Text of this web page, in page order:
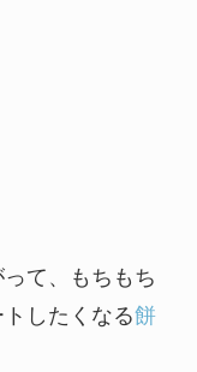
て、もちもち
したくなる餅